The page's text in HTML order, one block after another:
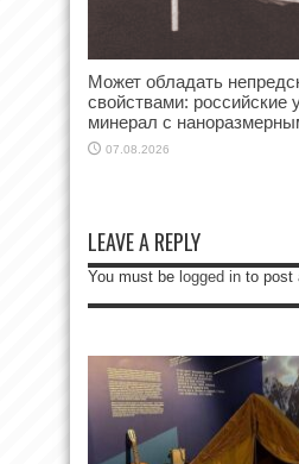
Может обладать
свойствами: российские
минерал с
07.08.2026
LEAVE A REPLY
You must be logged in to post